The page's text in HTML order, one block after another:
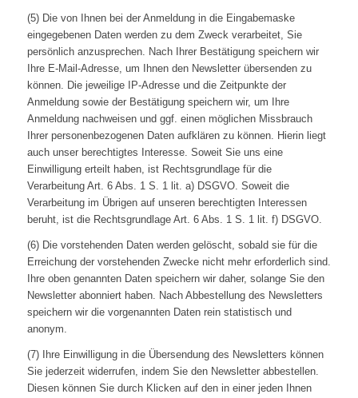
(5) Die von Ihnen bei der Anmeldung in die Eingabemaske
eingegebenen Daten werden zu dem Zweck verarbeitet, Sie
persönlich anzusprechen. Nach Ihrer Bestätigung speichern wir
Ihre E-Mail-Adresse, um Ihnen den Newsletter übersenden zu
können. Die jeweilige IP-Adresse und die Zeitpunkte der
Anmeldung sowie der Bestätigung speichern wir, um Ihre
Anmeldung nachweisen und ggf. einen möglichen Missbrauch
Ihrer personenbezogenen Daten aufklären zu können. Hierin liegt
auch unser berechtigtes Interesse. Soweit Sie uns eine
Einwilligung erteilt haben, ist Rechtsgrundlage für die
Verarbeitung Art. 6 Abs. 1 S. 1 lit. a) DSGVO. Soweit die
Verarbeitung im Übrigen auf unseren berechtigten Interessen
beruht, ist die Rechtsgrundlage Art. 6 Abs. 1 S. 1 lit. f) DSGVO.
(6) Die vorstehenden Daten werden gelöscht, sobald sie für die
Erreichung der vorstehenden Zwecke nicht mehr erforderlich sind.
Ihre oben genannten Daten speichern wir daher, solange Sie den
Newsletter abonniert haben. Nach Abbestellung des Newsletters
speichern wir die vorgenannten Daten rein statistisch und
anonym.
(7) Ihre Einwilligung in die Übersendung des Newsletters können
Sie jederzeit widerrufen, indem Sie den Newsletter abbestellen.
Diesen können Sie durch Klicken auf den in einer jeden Ihnen